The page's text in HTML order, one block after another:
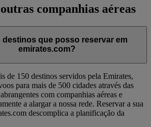
companhias aéreas
destinos que posso reservar em
emirates.com?
de 150 destinos servidos pela Emirates,
para mais de 500 cidades através das
com companhias aéreas e
a alargar a nossa rede. Reservar a sua
descomplica a planificação da